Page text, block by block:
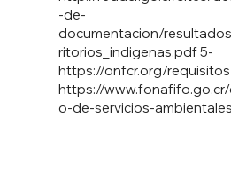
-de-
documentacion/
ritorios_indigenas.pdf5-
https://onfcr.org/requisitos
https://
o-de-servicios-